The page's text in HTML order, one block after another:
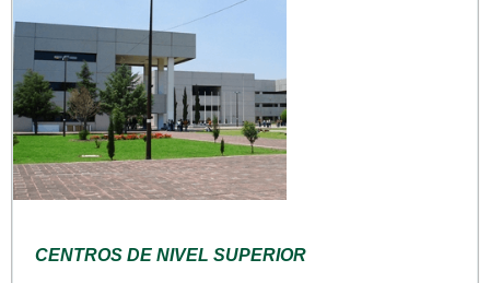
CENTROS DE NIVEL SUPERIOR